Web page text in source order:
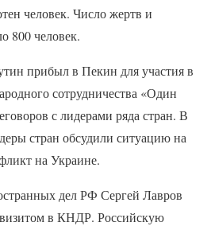
человек. Число жертв и
800 человек.
прибыл в Пекин для участия в
сотрудничества «Один
с лидерами ряда стран. В
стран обсудили ситуацию на
на Украине.
дел РФ Сергей Лавров
в КНДР. Российскую